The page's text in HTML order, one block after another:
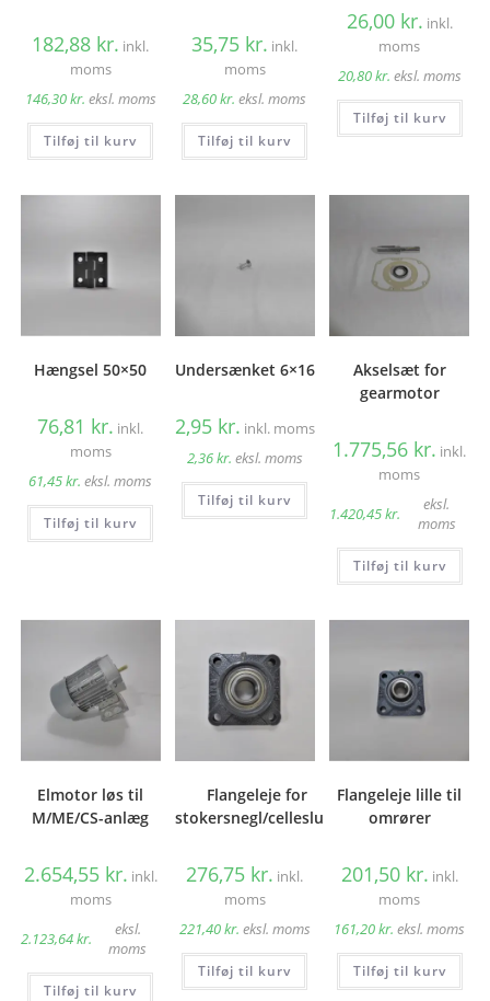
182,88 kr. inkl.
moms
146,30kr. eksl. moms
Tilføj til kurv
35,75 kr. inkl.
moms
28,60kr. eksl. moms
Tilføj til kurv
26,00 kr. inkl.
moms
20,80kr. eksl. moms
Tilføj til kurv
Hængsel 50×50
76,81 kr. inkl.
moms
61,45kr. eksl. moms
Tilføj til kurv
Undersænket 6×16
2,95 kr. inkl. moms
2,36kr. eksl. moms
Tilføj til kurv
Akselsæt for
gearmotor
1.775,56 kr. inkl.
moms
1.420,45kr.
eksl.
moms
Tilføj til kurv
Elmotor løs til
M/ME/CS-anlæg
2.654,55 kr. inkl.
moms
2.123,64kr.
eksl.
moms
Tilføj til kurv
Flangeleje for
stokersnegl/cellesluse
276,75 kr. inkl.
moms
221,40kr. eksl. moms
Tilføj til kurv
Flangeleje lille til
omrører
201,50 kr. inkl.
moms
161,20kr. eksl. moms
Tilføj til kurv